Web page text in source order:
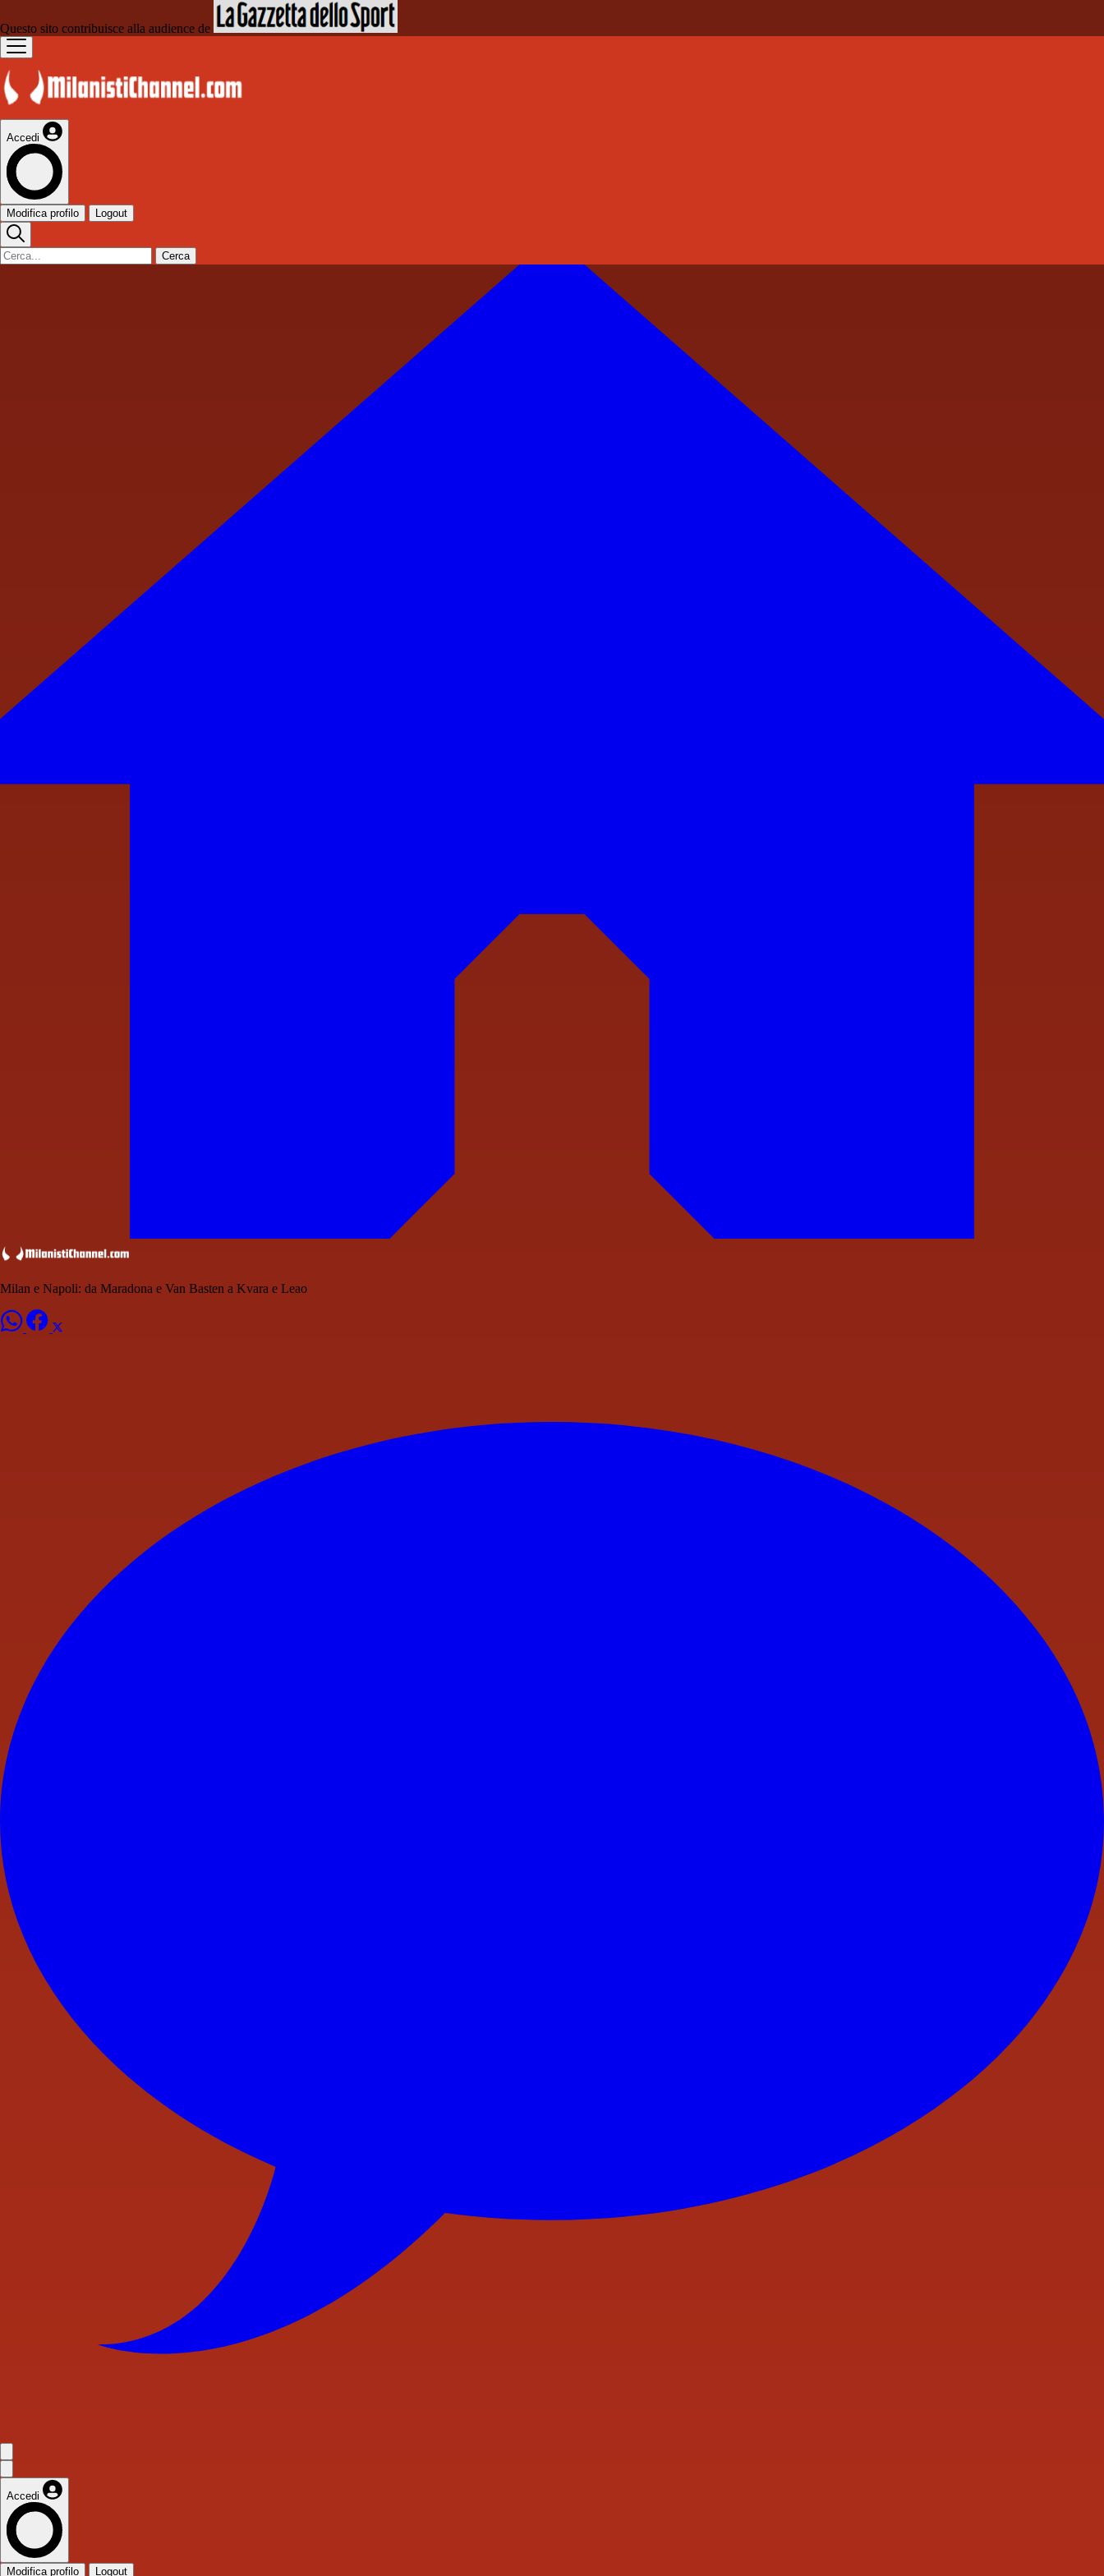
Questo sito contribuisce alla audience de
Accedi
Modifica profilo Logout
Cerca
Milan e Napoli: da Maradona e Van Basten a Kvara e Leao
Accedi
Modifica profilo Logout